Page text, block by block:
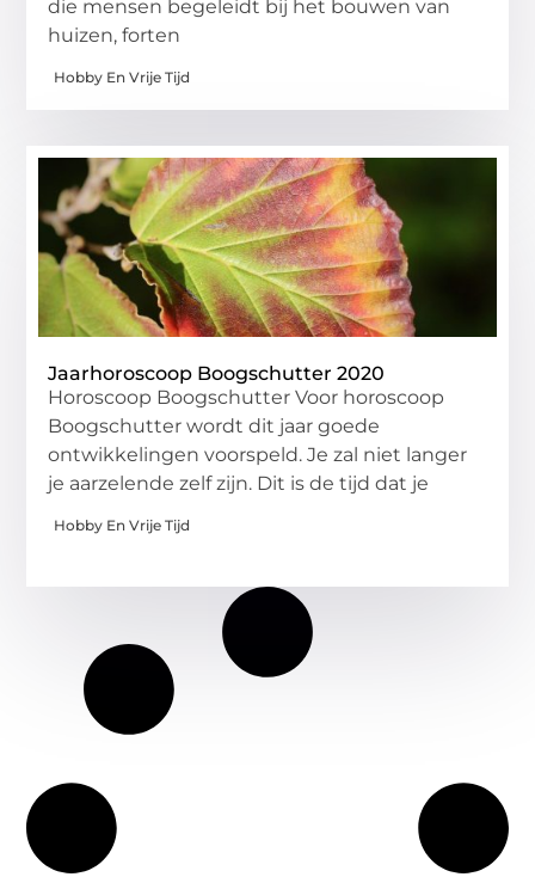
die mensen begeleidt bij het bouwen van
huizen, forten
Hobby En Vrije Tijd
Jaarhoroscoop Boogschutter 2020
Horoscoop Boogschutter Voor horoscoop
Boogschutter wordt dit jaar goede
ontwikkelingen voorspeld. Je zal niet langer
je aarzelende zelf zijn. Dit is de tijd dat je
Hobby En Vrije Tijd